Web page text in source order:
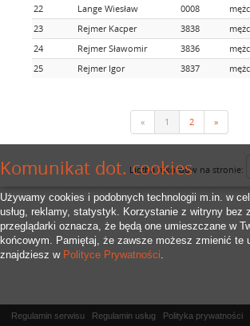
Komunikat dot. cookies
Używamy cookies i podobnych technologii m.in. w
usług, reklamy, statystyk. Korzystanie z witryny bez
przeglądarki oznacza, że będą one umieszczane w
końcowym. Pamiętaj, że zawsze możesz zmienić te
znajdziesz w Polityce Prywatności.
22
Lange Wiesław 0008
23
Rejmer Kacper 3838
24
Rejmer Sławomir 3836
25
Rejmer Igor 3837
« 1 2 »
Liczba rekordów na stronie:
Regulamin serwisu Regulamin usług Polityka prywatności